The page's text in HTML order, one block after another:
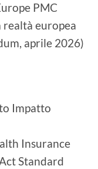
PMC
realtà europea
aprile 2026)
Impatto
Insurance
Standard